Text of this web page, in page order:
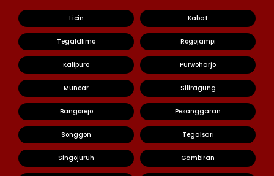
Licin Kabat
Tegaldlimo Rogojampi
Kalipuro Purwoharjo
Muncar Siliragung
Bangorejo Pesanggaran
Songgon Tegalsari
Singojuruh Gambiran